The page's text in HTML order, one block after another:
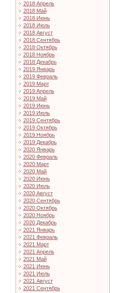
2018 Апрель
2018 Май
2018 Июнь
2018 Июль
2018 Август
2018 Сентябрь
2018 Октябрь
2018 Ноябрь
2018 Декабрь
2019 Январь
2019 Февраль
2019 Март
2019 Апрель
2019 Май
2019 Июнь
2019 Июль
2019 Сентябрь
2019 Октябрь
2019 Ноябрь
2019 Декабрь
2020 Январь
2020 Февраль
2020 Март
2020 Май
2020 Июнь
2020 Июль
2020 Август
2020 Сентябрь
2020 Октябрь
2020 Ноябрь
2020 Декабрь
2021 Январь
2021 Февраль
2021 Март
2021 Апрель
2021 Май
2021 Июнь
2021 Июль
2021 Август
2021 Сентябрь